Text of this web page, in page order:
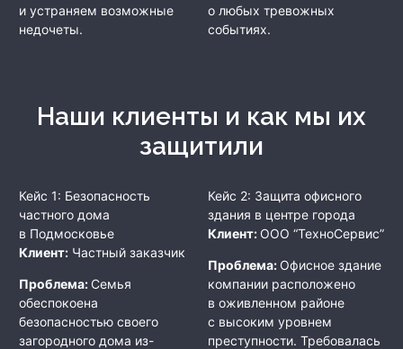
и устраняем возможные
недочеты.
о любых тревожных
событиях.
Наши клиенты и как мы их
защитили
Кейс 1: Безопасность
частного дома
в Подмосковье
Клиент: Частный заказчик
Проблема: Семья
обеспокоена
безопасностью своего
загородного дома из-
Кейс 2: Защита офисного
здания в центре города
Клиент: ООО “ТехноСервис”
Проблема: Офисное здание
компании расположено
в оживленном районе
с высоким уровнем
преступности. Требовалась